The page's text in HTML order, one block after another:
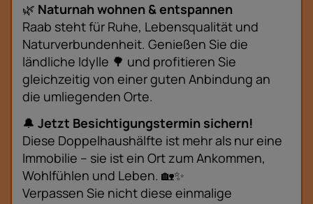
🌿 Naturnah wohnen & entspannen
Raab steht für Ruhe, Lebensqualität und
Naturverbundenheit. Genießen Sie die
ländliche Idylle 🌳 und profitieren Sie
gleichzeitig von einer guten Anbindung an
die umliegenden Orte.
🔔 Jetzt Besichtigungstermin sichern!
Diese Doppelhaushälfte ist mehr als nur eine
Immobilie – sie ist ein Ort zum Ankommen,
Wohlfühlen und Leben. 🏡✨
Verpassen Sie nicht diese einmalige